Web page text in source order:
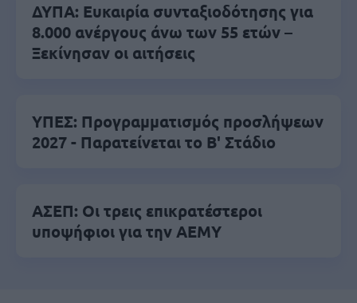
ΔΥΠΑ: Ευκαιρία συνταξιοδότησης για
8.000 ανέργους άνω των 55 ετών –
Ξεκίνησαν οι αιτήσεις
ΥΠΕΣ: Προγραμματισμός προσλήψεων
2027 - Παρατείνεται το Β' Στάδιο
ΑΣΕΠ: Οι τρεις επικρατέστεροι
υποψήφιοι για την ΑΕΜΥ